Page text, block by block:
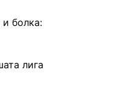
и болка:
лига